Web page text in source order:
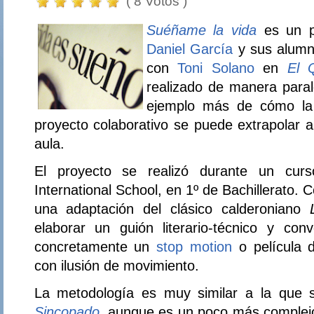
Suéñame la vida es un
Daniel García y sus
conToni Solanoen
El
realizado de manera
ejemplo más de cómo
proyecto colaborativo se puede extrapolar
aula.
El proyecto se realizó durante un
International School, en 1º de Bachillerato.
una adaptación del clásico calderoniano
elaborar un guión literario-técnico y
concretamente un stop motion o película
con ilusión de movimiento.
La metodología es muy similar a la